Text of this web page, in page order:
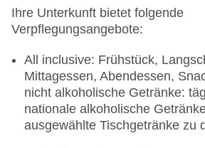
Ihre Unterkunft bietet folgende
Verpflegungsangebote:
All inclusive: Frühstück,
Mittagessen, Abendessen,
nicht alkoholische Getränke:
nationale alkoholische
ausgewählte Tischgetränke zu